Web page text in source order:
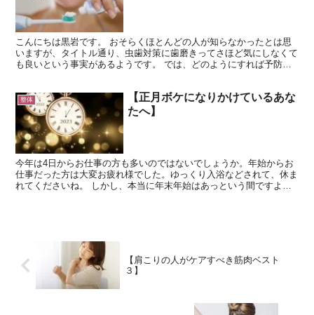
こんにちは黒岩です。 おそらくほとんどの人が知らなかったとは思
いますが、タイトル通り、虫歯対策に歯磨きってさほど気にしなくて
も良いという事実があるようです。 では、どのようにすれば予防で
整体
【正月ボケになりかけているあな
たへ】
今年は4日からお仕事の方も多いのではないでしょうか。年始からお
仕事だった方は大変お疲れ様でした。ゆっくり入浴などされて、休ま
れてくださいね。 しかし、本当に年末年始はあっという間ですよ
【肩こりの人がケアすべき筋肉ベスト
３】